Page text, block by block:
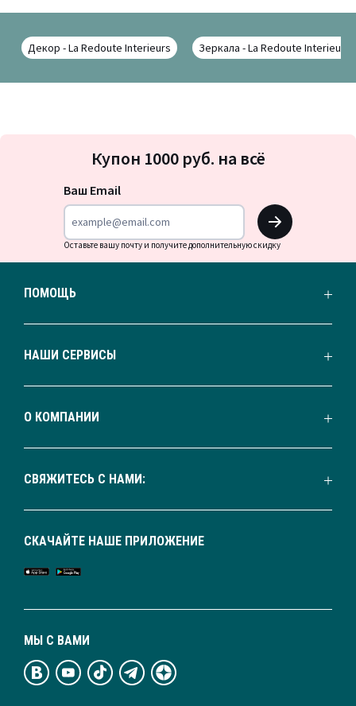
Декор - La Redoute Interieurs Зеркала - La Redoute Interieurs
на
Купон 1000 руб. на всё
Ваш Email
OK
Оставьте вашу почту и получите дополнительную скидку
ПОМОЩЬ
НАШИ СЕРВИСЫ
О КОМПАНИИ
СВЯЖИТЕСЬ С НАМИ:
МЫ С ВАМИ
СКАЧАЙТЕ НАШЕ ПРИЛОЖЕНИЕ